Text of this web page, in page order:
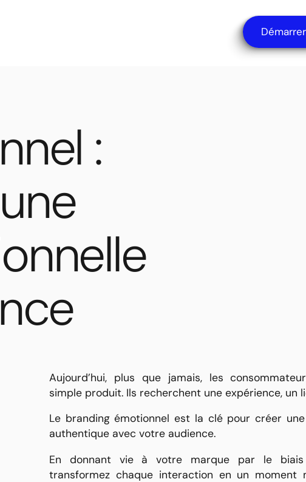
:
Aujourd’hui, plus que jamais, les
simple produit. Ils recherchent une expérience, un
Le branding émotionnel est la clé pour créer
authentique avec votre audience.
En donnant vie à votre marque par le biais
transformez chaque interaction en un moment